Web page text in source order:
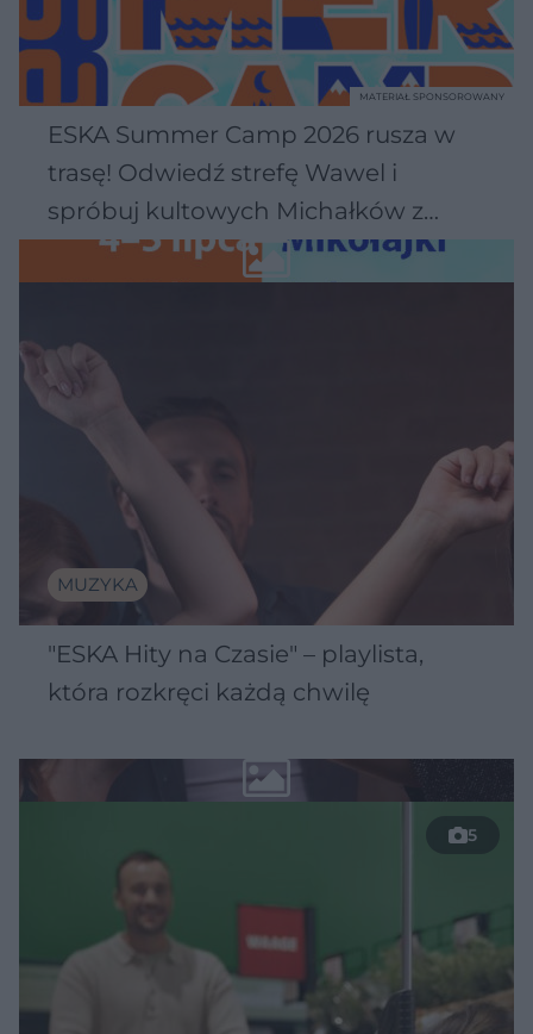
ESKA Summer Camp 2026 rusza w
trasę! Odwiedź strefę Wawel i
spróbuj kultowych Michałków z
Wawelu
MATERIAŁ SPONSOROWANY
MUZYKA
"ESKA Hity na Czasie" – playlista,
która rozkręci każdą chwilę
5